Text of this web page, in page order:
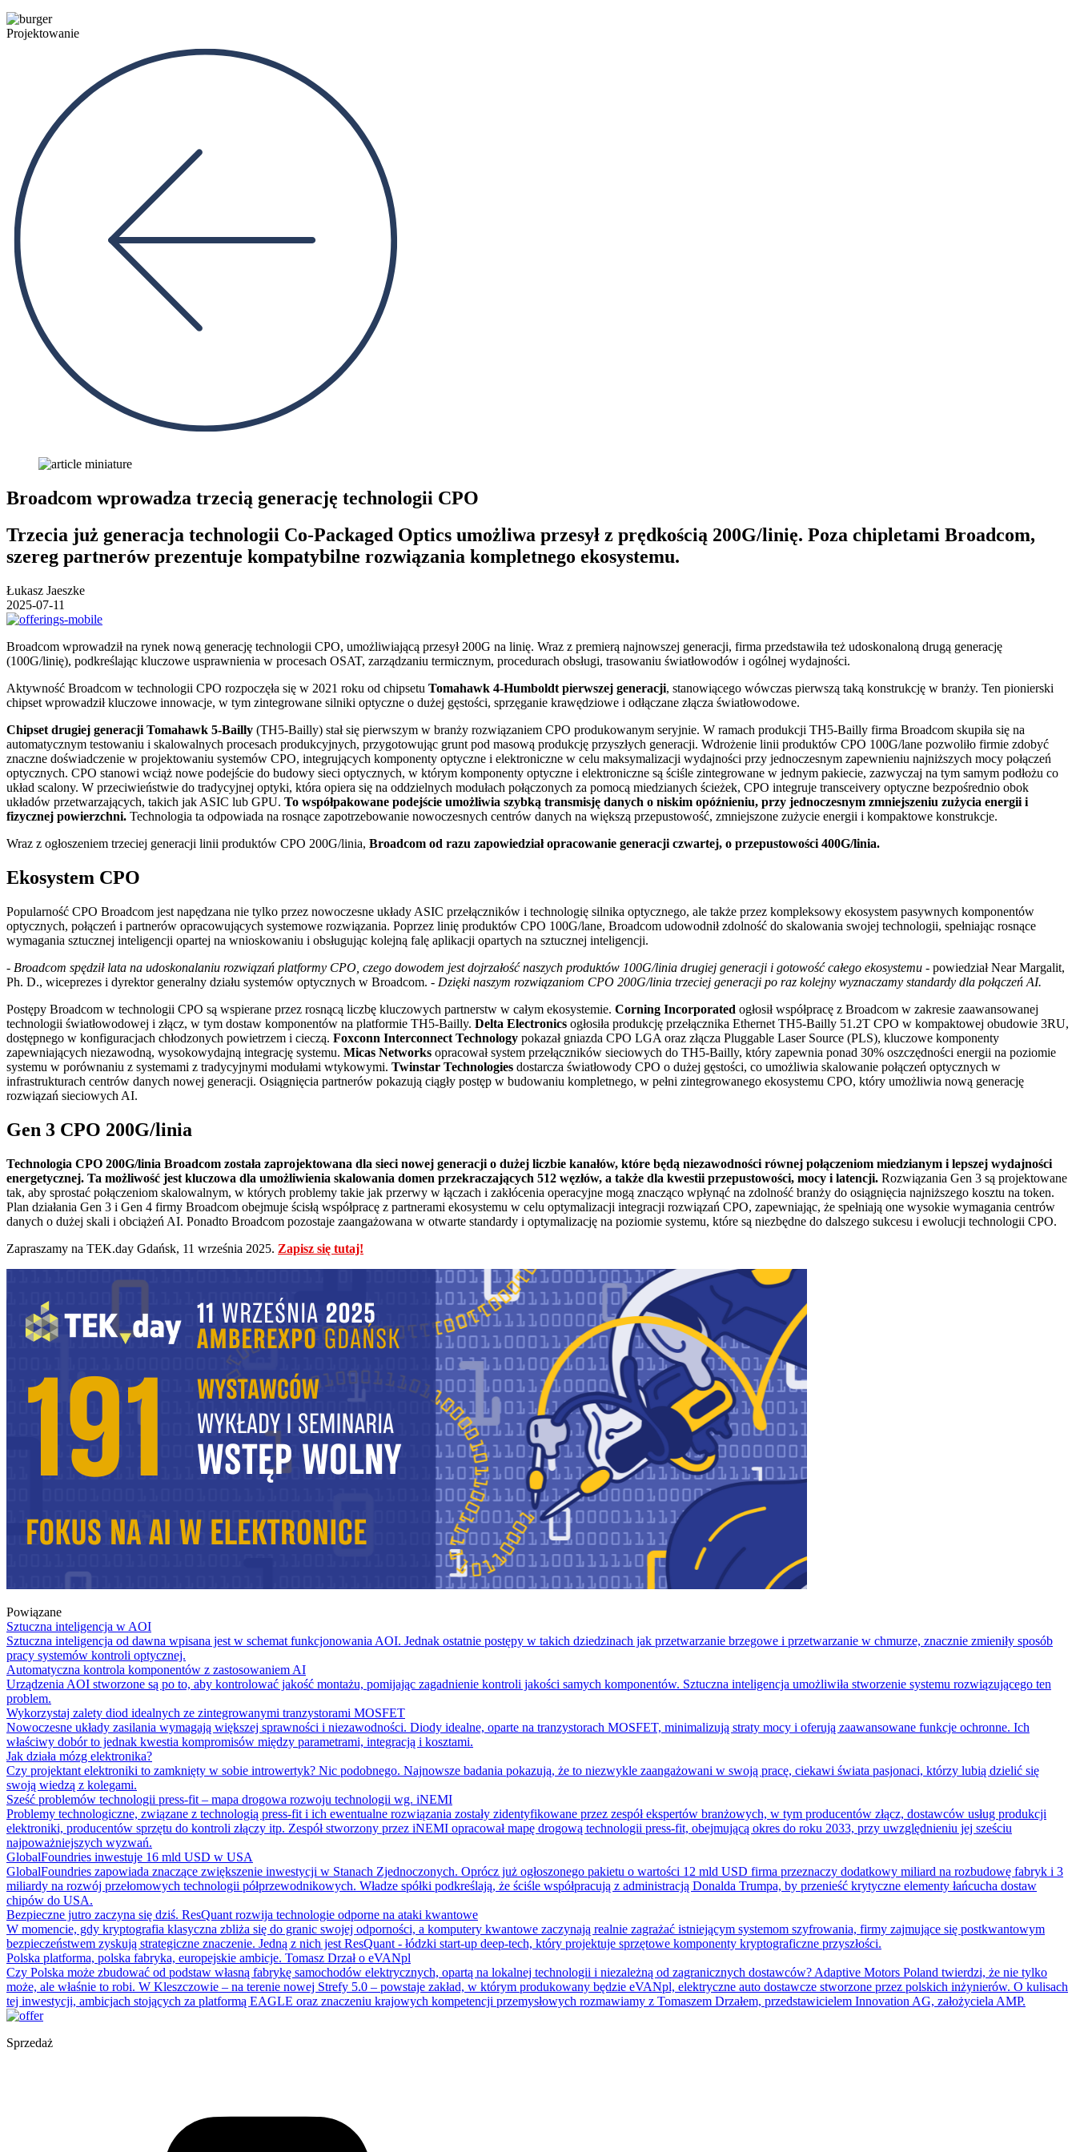
Projektowanie
Broadcom wprowadza trzecią generację technologii CPO
Trzecia już generacja technologii Co-Packaged Optics umożliwa przesył z prędkością 200G/linię. Poza chipletami Broadcom,
szereg partnerów prezentuje kompatybilne rozwiązania kompletnego ekosystemu.
Łukasz Jaeszke
2025-07-11
Broadcom wprowadził na rynek nową generację technologii CPO, umożliwiającą przesył 200G na linię. Wraz z premierą najnowszej generacji, firma przedstawiła też udoskonaloną drugą generację
(100G/linię), podkreślając kluczowe usprawnienia w procesach OSAT, zarządzaniu termicznym, procedurach obsługi, trasowaniu światłowodów i ogólnej wydajności.
Aktywność Broadcom w technologii CPO rozpoczęła się w 2021 roku od chipsetu Tomahawk 4-Humboldt pierwszej generacji, stanowiącego wówczas pierwszą taką konstrukcję w branży. Ten pionierski
chipset wprowadził kluczowe innowacje, w tym zintegrowane silniki optyczne o dużej gęstości, sprzęganie krawędziowe i odłączane złącza światłowodowe.
Chipset drugiej generacji Tomahawk 5-Bailly (TH5-Bailly) stał się pierwszym w branży rozwiązaniem CPO produkowanym seryjnie. W ramach produkcji TH5-Bailly firma Broadcom skupiła się na
automatycznym testowaniu i skalowalnych procesach produkcyjnych, przygotowując grunt pod masową produkcję przyszłych generacji. Wdrożenie linii produktów CPO 100G/lane pozwoliło firmie zdobyć
znaczne doświadczenie w projektowaniu systemów CPO, integrujących komponenty optyczne i elektroniczne w celu maksymalizacji wydajności przy jednoczesnym zapewnieniu najniższych mocy połączeń
optycznych. CPO stanowi wciąż nowe podejście do budowy sieci optycznych, w którym komponenty optyczne i elektroniczne są ściśle zintegrowane w jednym pakiecie, zazwyczaj na tym samym podłożu co
układ scalony. W przeciwieństwie do tradycyjnej optyki, która opiera się na oddzielnych modułach połączonych za pomocą miedzianych ścieżek, CPO integruje transceivery optyczne bezpośrednio obok
układów przetwarzających, takich jak ASIC lub GPU. To współpakowane podejście umożliwia szybką transmisję danych o niskim opóźnieniu, przy jednoczesnym zmniejszeniu zużycia energii i
fizycznej powierzchni. Technologia ta odpowiada na rosnące zapotrzebowanie nowoczesnych centrów danych na większą przepustowość, zmniejszone zużycie energii i kompaktowe konstrukcje.
Wraz z ogłoszeniem trzeciej generacji linii produktów CPO 200G/linia, Broadcom od razu zapowiedział opracowanie generacji czwartej, o przepustowości 400G/linia.
Ekosystem CPO
Popularność CPO Broadcom jest napędzana nie tylko przez nowoczesne układy ASIC przełączników i technologię silnika optycznego, ale także przez kompleksowy ekosystem pasywnych komponentów
optycznych, połączeń i partnerów opracowujących systemowe rozwiązania. Poprzez linię produktów CPO 100G/lane, Broadcom udowodnił zdolność do skalowania swojej technologii, spełniając rosnące
wymagania sztucznej inteligencji opartej na wnioskowaniu i obsługując kolejną falę aplikacji opartych na sztucznej inteligencji.
- Broadcom spędził lata na udoskonalaniu rozwiązań platformy CPO, czego dowodem jest dojrzałość naszych produktów 100G/linia drugiej generacji i gotowość całego ekosystemu - powiedział Near Margalit,
Ph. D., wiceprezes i dyrektor generalny działu systemów optycznych w Broadcom. - Dzięki naszym rozwiązaniom CPO 200G/linia trzeciej generacji po raz kolejny wyznaczamy standardy dla połączeń AI.
Postępy Broadcom w technologii CPO są wspierane przez rosnącą liczbę kluczowych partnerstw w całym ekosystemie. Corning Incorporated ogłosił współpracę z Broadcom w zakresie zaawansowanej
technologii światłowodowej i złącz, w tym dostaw komponentów na platformie TH5-Bailly. Delta Electronics ogłosiła produkcję przełącznika Ethernet TH5-Bailly 51.2T CPO w kompaktowej obudowie 3RU,
dostępnego w konfiguracjach chłodzonych powietrzem i cieczą. Foxconn Interconnect Technology pokazał gniazda CPO LGA oraz złącza Pluggable Laser Source (PLS), kluczowe komponenty
zapewniających niezawodną, ​​wysokowydajną integrację systemu. Micas Networks opracował system przełączników sieciowych do TH5-Bailly, który zapewnia ponad 30% oszczędności energii na poziomie
systemu w porównaniu z systemami z tradycyjnymi modułami wtykowymi. Twinstar Technologies dostarcza światłowody CPO o dużej gęstości, co umożliwia skalowanie połączeń optycznych w
infrastrukturach centrów danych nowej generacji. Osiągnięcia partnerów pokazują ciągły postęp w budowaniu kompletnego, w pełni zintegrowanego ekosystemu CPO, który umożliwia nową generację
rozwiązań sieciowych AI.
Gen 3 CPO 200G/linia
Technologia CPO 200G/linia Broadcom została zaprojektowana dla sieci nowej generacji o dużej liczbie kanałów, które będą niezawodności równej połączeniom miedzianym i lepszej wydajności
energetycznej. Ta możliwość jest kluczowa dla umożliwienia skalowania domen przekraczających 512 węzłów, a także dla kwestii przepustowości, mocy i latencji. Rozwiązania Gen 3 są projektowane
tak, aby sprostać połączeniom skalowalnym, w których problemy takie jak przerwy w łączach i zakłócenia operacyjne mogą znacząco wpłynąć na zdolność branży do osiągnięcia najniższego kosztu na token.
Plan działania Gen 3 i Gen 4 firmy Broadcom obejmuje ścisłą współpracę z partnerami ekosystemu w celu optymalizacji integracji rozwiązań CPO, zapewniając, że spełniają one wysokie wymagania centrów
danych o dużej skali i obciążeń AI. Ponadto Broadcom pozostaje zaangażowana w otwarte standardy i optymalizację na poziomie systemu, które są niezbędne do dalszego sukcesu i ewolucji technologii CPO.
Zapraszamy na TEK.day Gdańsk, 11 września 2025. Zapisz się tutaj!
Powiązane
Sztuczna inteligencja w AOI
Sztuczna inteligencja od dawna wpisana jest w schemat funkcjonowania AOI. Jednak ostatnie postępy w takich dziedzinach jak przetwarzanie brzegowe i przetwarzanie w chmurze, znacznie zmieniły sposób
pracy systemów kontroli optycznej.
Automatyczna kontrola komponentów z zastosowaniem AI
Urządzenia AOI stworzone są po to, aby kontrolować jakość montażu, pomijając zagadnienie kontroli jakości samych komponentów. Sztuczna inteligencja umożliwiła stworzenie systemu rozwiązującego ten
problem.
Wykorzystaj zalety diod idealnych ze zintegrowanymi tranzystorami MOSFET
Nowoczesne układy zasilania wymagają większej sprawności i niezawodności. Diody idealne, oparte na tranzystorach MOSFET, minimalizują straty mocy i oferują zaawansowane funkcje ochronne. Ich
właściwy dobór to jednak kwestia kompromisów między parametrami, integracją i kosztami.
Jak działa mózg elektronika?
Czy projektant elektroniki to zamknięty w sobie introwertyk? Nic podobnego. Najnowsze badania pokazują, że to niezwykle zaangażowani w swoją pracę, ciekawi świata pasjonaci, którzy lubią dzielić się
swoją wiedzą z kolegami.
Sześć problemów technologii press-fit – mapa drogowa rozwoju technologii wg. iNEMI
Problemy technologiczne, związane z technologią press-fit i ich ewentualne rozwiązania zostały zidentyfikowane przez zespół ekspertów branżowych, w tym producentów złącz, dostawców usług produkcji
elektroniki, producentów sprzętu do kontroli złączy itp. Zespół stworzony przez iNEMI opracował mapę drogową technologii press-fit, obejmującą okres do roku 2033, przy uwzględnieniu jej sześciu
najpoważniejszych wyzwań.
GlobalFoundries inwestuje 16 mld USD w USA
GlobalFoundries zapowiada znaczące zwiększenie inwestycji w Stanach Zjednoczonych. Oprócz już ogłoszonego pakietu o wartości 12 mld USD firma przeznaczy dodatkowy miliard na rozbudowę fabryk i 3
miliardy na rozwój przełomowych technologii półprzewodnikowych. Władze spółki podkreślają, że ściśle współpracują z administracją Donalda Trumpa, by przenieść krytyczne elementy łańcucha dostaw
chipów do USA.
Bezpieczne jutro zaczyna się dziś. ResQuant rozwija technologie odporne na ataki kwantowe
W momencie, gdy kryptografia klasyczna zbliża się do granic swojej odporności, a komputery kwantowe zaczynają realnie zagrażać istniejącym systemom szyfrowania, firmy zajmujące się postkwantowym
bezpieczeństwem zyskują strategiczne znaczenie. Jedną z nich jest ResQuant - łódzki start-up deep-tech, który projektuje sprzętowe komponenty kryptograficzne przyszłości.
Polska platforma, polska fabryka, europejskie ambicje. Tomasz Drzał o eVANpl
Czy Polska może zbudować od podstaw własną fabrykę samochodów elektrycznych, opartą na lokalnej technologii i niezależną od zagranicznych dostawców? Adaptive Motors Poland twierdzi, że nie tylko
może, ale właśnie to robi. W Kleszczowie – na terenie nowej Strefy 5.0 – powstaje zakład, w którym produkowany będzie eVANpl, elektryczne auto dostawcze stworzone przez polskich inżynierów. O kulisach
tej inwestycji, ambicjach stojących za platformą EAGLE oraz znaczeniu krajowych kompetencji przemysłowych rozmawiamy z Tomaszem Drzałem, przedstawicielem Innovation AG, założyciela AMP.
Sprzedaż